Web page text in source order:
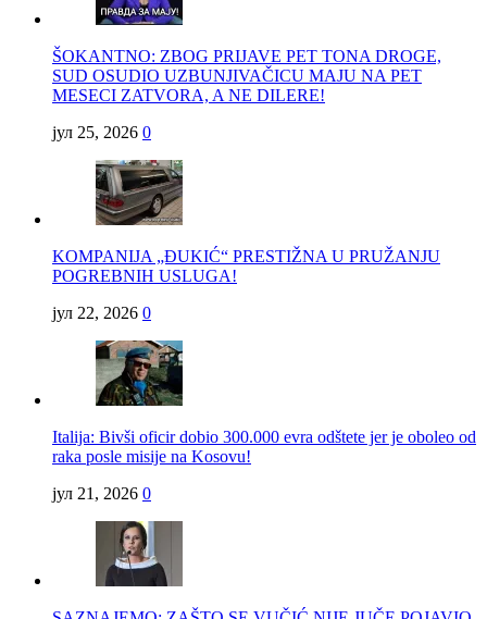
ŠOKANTNO: ZBOG PRIJAVE PET TONA DROGE,
SUD OSUDIO UZBUNJIVAČICU MAJU NA PET
MESECI ZATVORA, A NE DILERE!
јул 25, 2026 0
KOMPANIJA „ĐUKIĆ“ PRESTIŽNA U PRUŽANJU
POGREBNIH USLUGA!
јул 22, 2026 0
Italija: Bivši oficir dobio 300.000 evra odštete jer je oboleo od
raka posle misije na Kosovu!
јул 21, 2026 0